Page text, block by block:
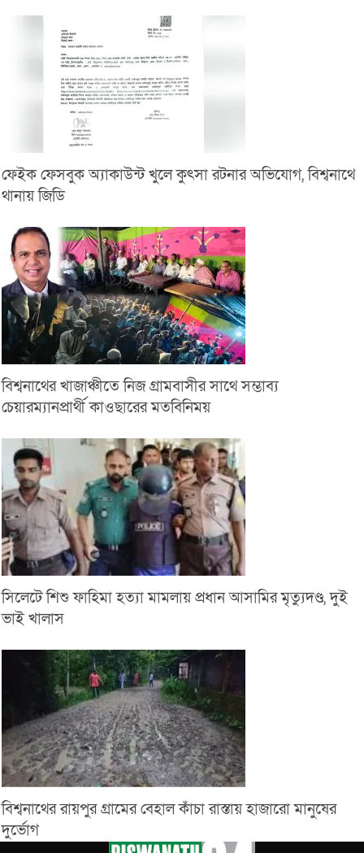
ফেইক ফেসবুক অ্যাকাউন্ট খুলে কুৎসা রটনার অভিযোগ, বিশ্বনাথে
থানায় জিডি
বিশ্বনাথের খাজাঞ্চীতে নিজ গ্রামবাসীর সাথে সম্ভাব্য
চেয়ারম্যানপ্রার্থী কাওছারের মতবিনিময়
সিলেটে শিশু ফাহিমা হত্যা মামলায় প্রধান আসামির মৃত্যুদণ্ড, দুই
ভাই খালাস
বিশ্বনাথের রায়পুর গ্রামের বেহাল কাঁচা রাস্তায় হাজারো মানুষের
দুর্ভোগ